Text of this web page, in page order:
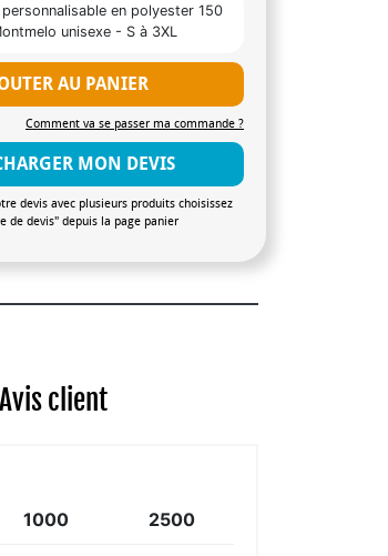
en polyester 150
unisexe - S à 3XL
AU PANIER
Comment va se passer ma commande ?
MON DEVIS
devis avec plusieurs produits choisissez
de devis" depuis la page panier
Avis client
1000 2500